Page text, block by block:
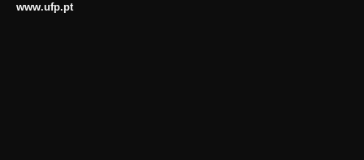
www.ufp.pt